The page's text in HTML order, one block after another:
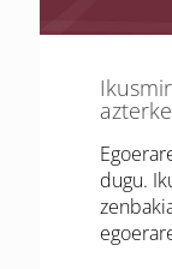
dugu.